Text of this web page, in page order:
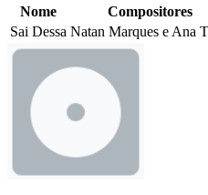
Nome
Compositores
Sai Dessa Natan Marques e Ana